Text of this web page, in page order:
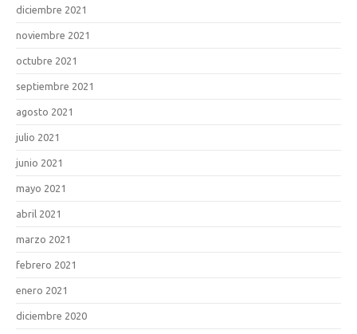
diciembre 2021
noviembre 2021
octubre 2021
septiembre 2021
agosto 2021
julio 2021
junio 2021
mayo 2021
abril 2021
marzo 2021
febrero 2021
enero 2021
diciembre 2020